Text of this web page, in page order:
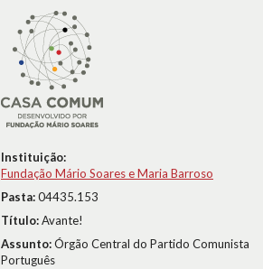
Instituição:
Fundação Mário Soares e Maria Barroso
Pasta:04435.153
Título:Avante!
Assunto:Órgão Central do Partido Comunista
Português